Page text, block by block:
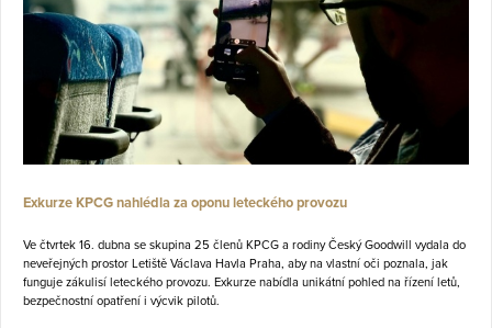
Exkurze KPCG nahlédla za oponu leteckého provozu
Ve čtvrtek 16. dubna se skupina 25 členů KPCG a rodiny Český Goodwill vydala do
neveřejných prostor Letiště Václava Havla Praha, aby na vlastní oči poznala, jak
funguje zákulisí leteckého provozu. Exkurze nabídla unikátní pohled na řízení letů,
bezpečnostní opatření i výcvik pilotů.